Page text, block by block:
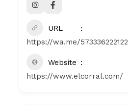
URL
https://wa.me/573336222122
Website
https://www.elcorral.com/